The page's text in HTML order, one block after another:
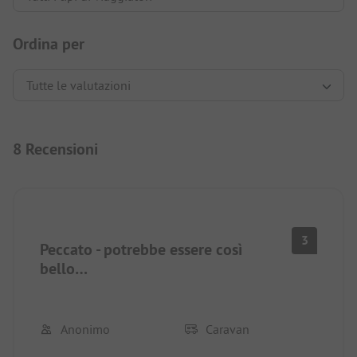
Ordina per
8 Recensioni
Peccato - potrebbe essere così
bello…
3
Anonimo Caravan